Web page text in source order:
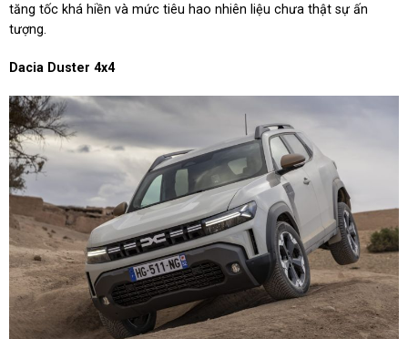
tăng tốc khá hiền và mức tiêu hao nhiên liệu chưa thật sự ấn
tượng.
Dacia Duster 4x4